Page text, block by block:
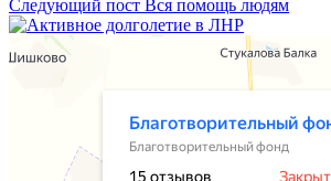
Следующий пост Вся помощь людям